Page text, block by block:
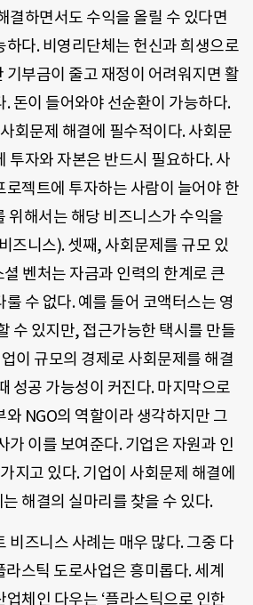
결하면서도 수익을 올릴 수 있다면
하다. 비영리단체는 헌신과 희생으로
기부금이 줄고 재정이 어려워지면 활
돈이 들어와야 선순환이 가능하다.
회문제 해결에 필수적이다. 사회문
투자와 자본은 반드시 필요하다. 사
로젝트에 투자하는 사람이 늘어야 한
위해서는 해당 비즈니스가 수익을
즈니스). 셋째, 사회문제를 규모 있
벤처는 자금과 인력의 한계로 큰
수 없다. 예를 들어 코액터스는 영
수 있지만, 접근가능한 택시를 만들
이 규모의 경제로 사회문제를 해결
성공 가능성이 커진다. 마지막으로
NGO의 역할이라 생각하지만 그
가 이를 보여준다. 기업은 자원과 인
지고 있다. 기업이 사회문제 해결에
해결의 실마리를 찾을 수 있다.
비즈니스 사례는 매우 많다. 그중 다
스틱 도로사업은 흥미롭다. 세계
체인 다우는 ‘플라스틱으로 인한